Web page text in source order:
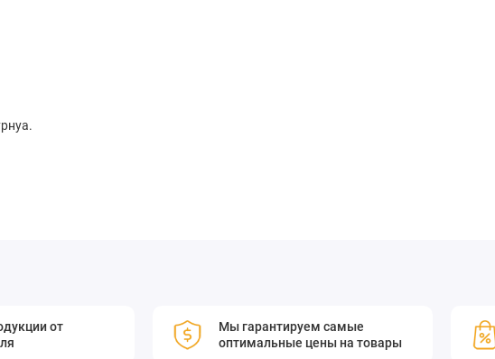
и надёжности оптических измерений в
для лазерной системы Ti: Sapphire. По
тонкопленочные зеркала GTI
от
Мы гарантируем самые
оптимальные цены на товары